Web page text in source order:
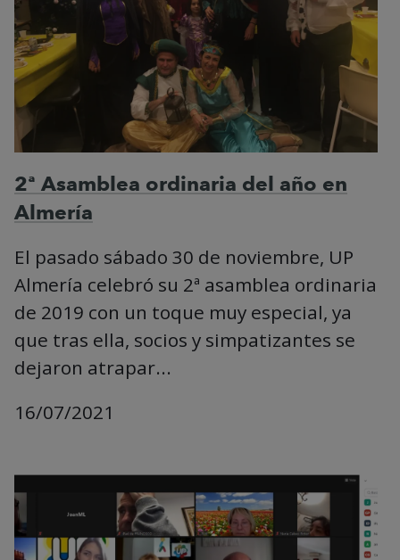
2ª Asamblea ordinaria del año en
Almería
El pasado sábado 30 de noviembre, UP
Almería celebró su 2ª asamblea ordinaria
de 2019 con un toque muy especial, ya
que tras ella, socios y simpatizantes se
dejaron atrapar...
16/07/2021